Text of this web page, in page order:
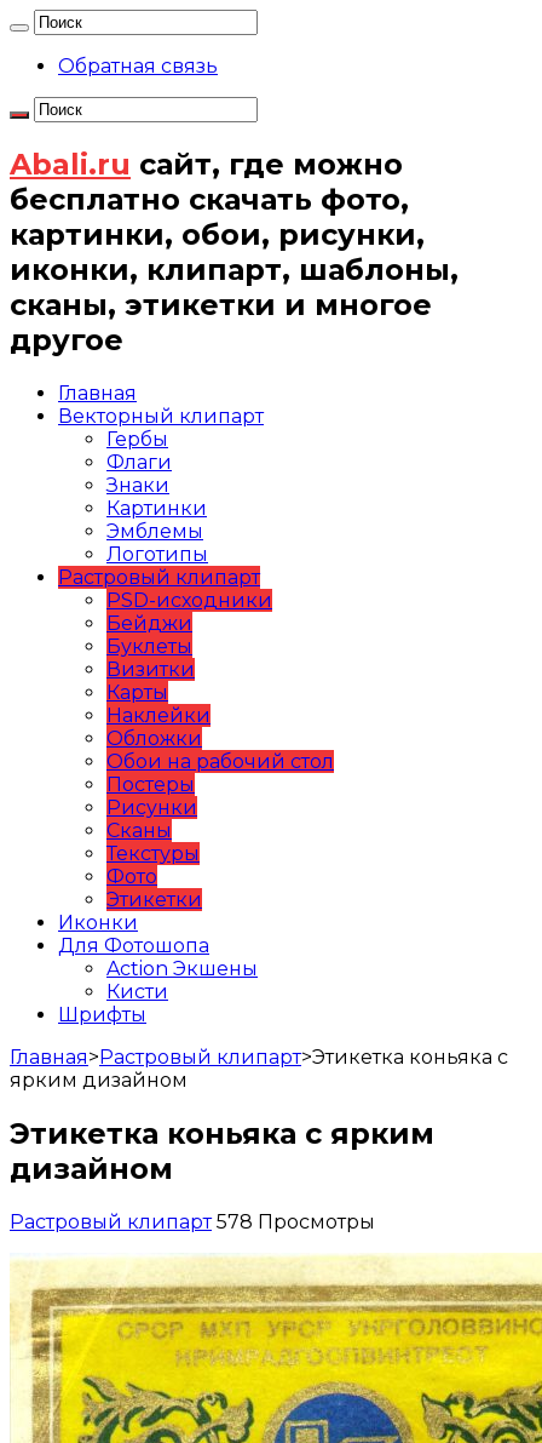
Обратная связь
Abali.ru сайт, где можно
бесплатно скачать фото,
картинки, обои, рисунки,
иконки, клипарт, шаблоны,
сканы, этикетки и многое
другое
Главная
Векторный клипарт
Гербы
Флаги
Знаки
Картинки
Эмблемы
Логотипы
Растровый клипарт
PSD-исходники
Бейджи
Буклеты
Визитки
Карты
Наклейки
Обложки
Обои на рабочий стол
Постеры
Рисунки
Сканы
Текстуры
Фото
Этикетки
Иконки
Для Фотошопа
Action Экшены
Кисти
Шрифты
Главная>Растровый клипарт>Этикетка коньяка с
ярким дизайном
Этикетка коньяка с ярким
дизайном
Растровый клипарт 578 Просмотры